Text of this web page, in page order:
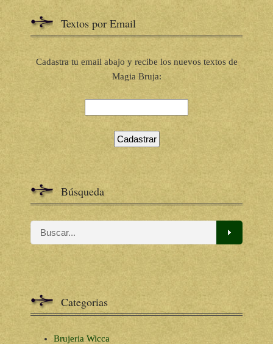
Textos por Email
Cadastra tu email abajo y recibe los nuevos textos de
Magia Bruja:
Búsqueda
Categorias
Brujeria Wicca